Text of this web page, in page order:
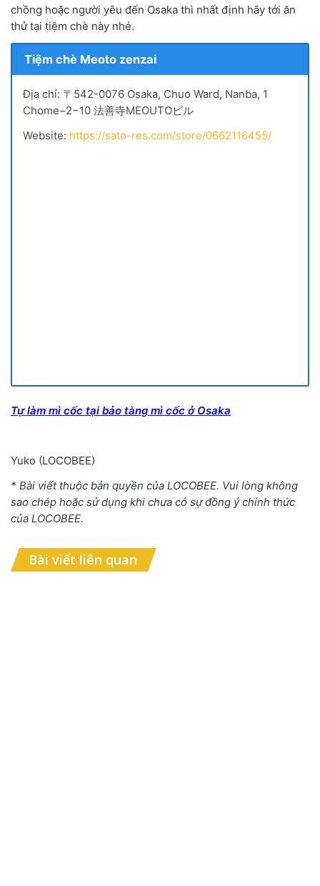
chồng hoặc người yêu đến Osaka thì nhất định hãy tới ăn
thử tại tiệm chè này nhé.
Tiệm chè Meoto zenzai
Địa chỉ: 〒542-0076 Osaka, Chuo Ward, Nanba, 1
Chome−2−10 法善寺MEOUTOビル
Website: https://sato-res.com/store/0662116455/
Tự làm mì cốc tại bảo tàng mì cốc ở Osaka
Yuko (LOCOBEE)
* Bài viết thuộc bản quyền của LOCOBEE. Vui lòng không
sao chép hoặc sử dụng khi chưa có sự đồng ý chính thức
của LOCOBEE.
Bài viết liên quan